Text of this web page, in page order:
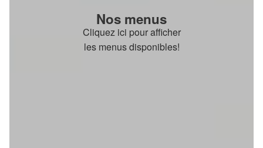
Nos menus
Cliquez ici pour afficher
les menus disponibles!